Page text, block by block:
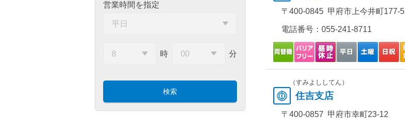
営業時間を指定
時 分
〒400-0845 甲府市上今井町177-5
電話番号： 055-241-8711
（すみよししてん）
住吉支店
〒400-0857 甲府市幸町23-12